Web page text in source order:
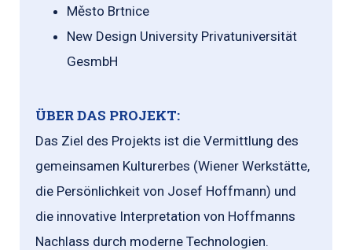
Město Brtnice
New Design University Privatuniversität
GesmbH
ÜBER DAS PROJEKT:
Das Ziel des Projekts ist die Vermittlung des
gemeinsamen Kulturerbes (Wiener Werkstätte,
die Persönlichkeit von Josef Hoffmann) und
die innovative Interpretation von Hoffmanns
Nachlass durch moderne Technologien.